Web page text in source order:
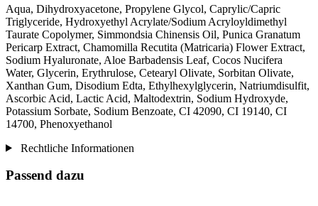
Aqua, Dihydroxyacetone, Propylene Glycol, Caprylic/Capric
Triglyceride, Hydroxyethyl Acrylate/Sodium Acryloyldimethyl
Taurate Copolymer, Simmondsia Chinensis Oil, Punica Granatum
Pericarp Extract, Chamomilla Recutita (Matricaria) Flower Extract,
Sodium Hyaluronate, Aloe Barbadensis Leaf, Cocos Nucifera
Water, Glycerin, Erythrulose, Cetearyl Olivate, Sorbitan Olivate,
Xanthan Gum, Disodium Edta, Ethylhexylglycerin, Natriumdisulfit,
Ascorbic Acid, Lactic Acid, Maltodextrin, Sodium Hydroxyde,
Potassium Sorbate, Sodium Benzoate, CI 42090, CI 19140, CI
14700, Phenoxyethanol
Rechtliche Informationen
Passend dazu